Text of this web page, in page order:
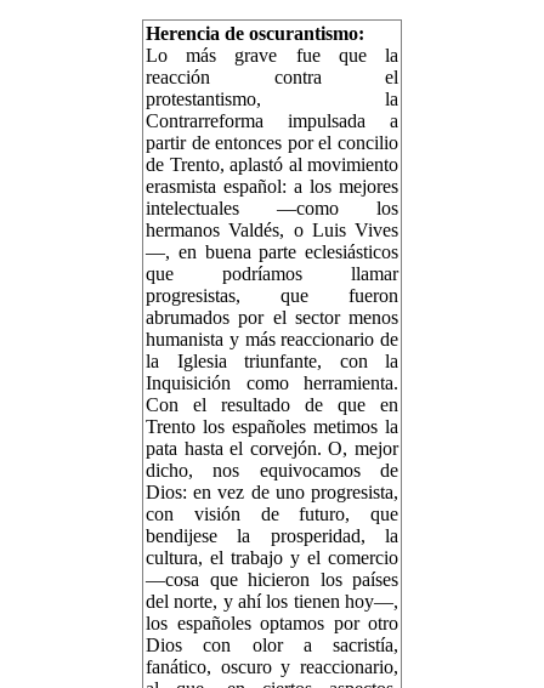
Herencia de oscurantismo:
Lo más grave fue que la
reacción contra el
protestantismo, la
Contrarreforma impulsada a
partir de entonces por el concilio
de Trento, aplastó al movimiento
erasmista español: a los mejores
intelectuales —como los
hermanos Valdés, o Luis Vives
—, en buena parte eclesiásticos
que podríamos llamar
progresistas, que fueron
abrumados por el sector menos
humanista y más reaccionario de
la Iglesia triunfante, con la
Inquisición como herramienta.
Con el resultado de que en
Trento los españoles metimos la
pata hasta el corvejón. O, mejor
dicho, nos equivocamos de
Dios: en vez de uno progresista,
con visión de futuro, que
bendijese la prosperidad, la
cultura, el trabajo y el comercio
—cosa que hicieron los países
del norte, y ahí los tienen hoy—,
los españoles optamos por otro
Dios con olor a sacristía,
fanático, oscuro y reaccionario,